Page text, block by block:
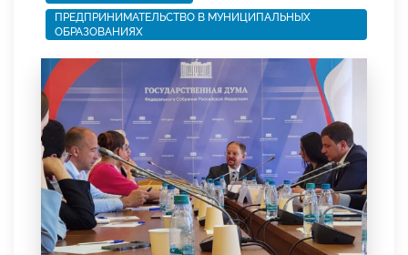
ПРЕДПРИНИМАТЕЛЬСТВО В МУНИЦИПАЛЬНЫХ
ОБРАЗОВАНИЯХ